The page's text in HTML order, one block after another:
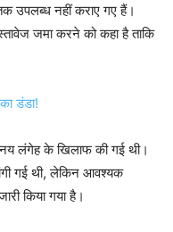
उपलब्ध नहीं कराए गए हैं।
जमा करने को कहा है ताकि
डंडा!
लंगेह के खिलाफ की गई थी।
गई थी, लेकिन आवश्यक
किया गया है।